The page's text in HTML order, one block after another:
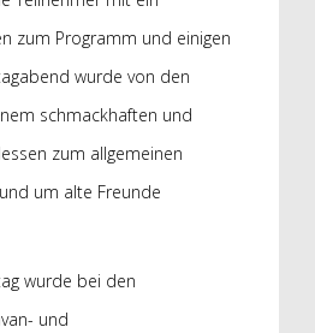
zum Programm und einigen
wurde von den
schmackhaften und
zum allgemeinen
um alte Freunde
wurde bei den
und